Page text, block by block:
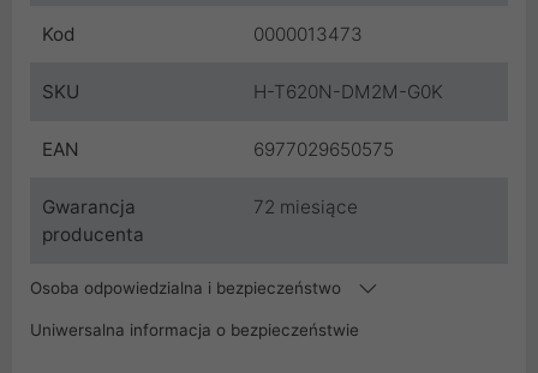
Kod 0000013473
SKU H-T620N-DM2M-G0K
EAN 6977029650575
Gwarancja
producenta
72 miesiące
Osoba odpowiedzialna i bezpieczeństwo
Uniwersalna informacja o bezpieczeństwie